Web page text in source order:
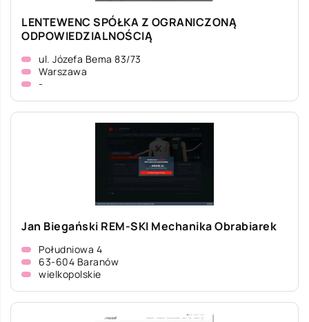
LENTEWENC SPÓŁKA Z OGRANICZONĄ
ODPOWIEDZIALNOŚCIĄ
ul. Józefa Bema 83/73
Warszawa
-
Jan Biegański REM-SKI Mechanika Obrabiarek
Południowa 4
63-604 Baranów
wielkopolskie